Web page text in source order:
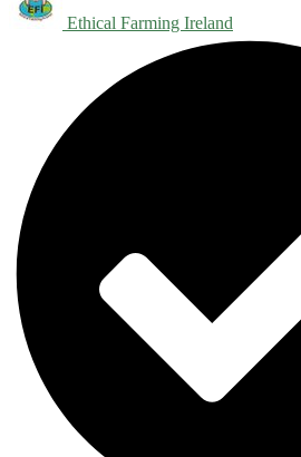
Ethical Farming Ireland